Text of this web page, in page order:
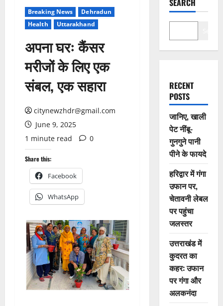
Breaking News
Dehradun
Health
Uttarakhand
अपना घरः कैंसर
मरीजों के लिए एक
संबल, एक सहारा
citynewzhdr@gmail.com
June 9, 2025
1 minute read
0
Share this:
Facebook
WhatsApp
SEARCH
RECENT
POSTS
जानिए, खाली
पेट नींबू-
गुनगुने पानी
पीने के फायदे
हरिद्वार में गंगा
उफान पर,
चेतावनी लेबल
पर पहुंचा
जलस्तर
उत्तराखंड में
कुदरत का
कहर: उफान
पर गंगा और
अलकनंदा